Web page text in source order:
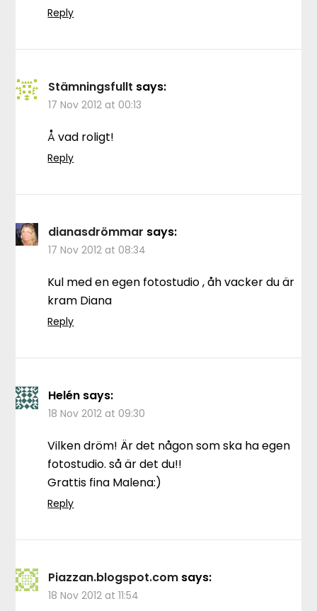
Reply
Stämningsfullt says:
17 Nov 2012 at 00:13
Å vad roligt!
Reply
dianasdrömmar says:
17 Nov 2012 at 08:34
Kul med en egen fotostudio , åh vacker du är
kram Diana
Reply
Helén says:
18 Nov 2012 at 09:30
Vilken dröm! Är det någon som ska ha egen
fotostudio. så är det du!!
Grattis fina Malena:)
Reply
Piazzan.blogspot.com says:
18 Nov 2012 at 11:54